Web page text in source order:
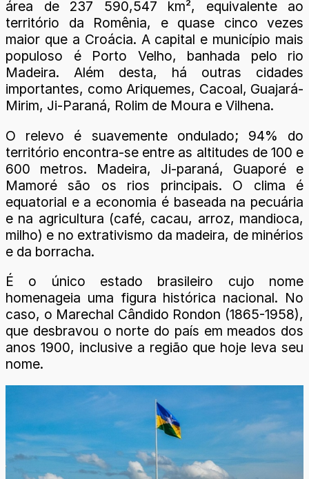
área de 237 590,547 km², equivalente ao
território da Romênia, e quase cinco vezes
maior que a Croácia. A capital e município mais
populoso é Porto Velho, banhada pelo rio
Madeira. Além desta, há outras cidades
importantes, como Ariquemes, Cacoal, Guajará-
Mirim, Ji-Paraná, Rolim de Moura e Vilhena.
O relevo é suavemente ondulado; 94% do
território encontra-se entre as altitudes de 100 e
600 metros. Madeira, Ji-paraná, Guaporé e
Mamoré são os rios principais. O clima é
equatorial e a economia é baseada na pecuária
e na agricultura (café, cacau, arroz, mandioca,
milho) e no extrativismo da madeira, de minérios
e da borracha.
É o único estado brasileiro cujo nome
homenageia uma figura histórica nacional. No
caso, o Marechal Cândido Rondon (1865-1958),
que desbravou o norte do país em meados dos
anos 1900, inclusive a região que hoje leva seu
nome.